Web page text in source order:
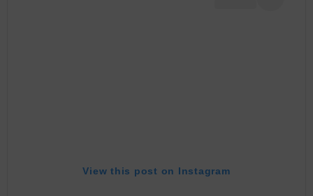
View this post on Instagram